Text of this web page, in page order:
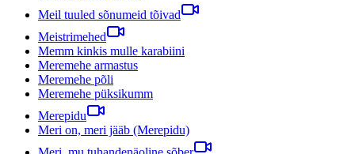
Meil tuuled sõnumeid tõivad
Meistrimehed
Memm kinkis mulle karabiini
Meremehe armastus
Meremehe põli
Meremehe püksikumm
Merepidu
Meri on, meri jääb (Merepidu)